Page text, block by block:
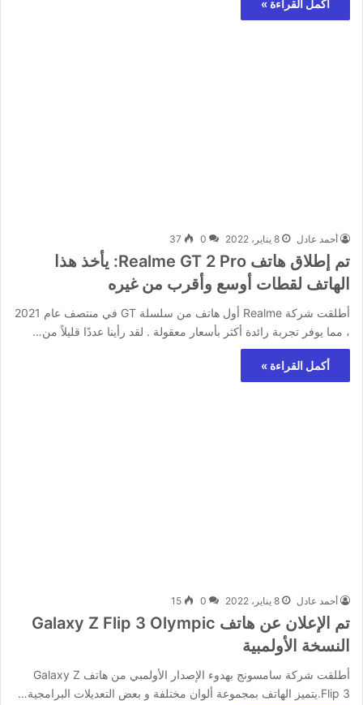
أكمل القراءة »
أحمد عادل 8 يناير، 2022 0
37
تم إطلاق هاتف Realme GT 2 Pro: يأخذ هذا
الهاتف لقطات أوسع وأقرب من غيره
أطلقت شركة Realme أول هاتف من سلسلة GT في منتصف عام 2021
، مما يوفر تجربة رائدة أكثر بأسعار معقولة . لقد رأينا عددًا قليلاً من…
أكمل القراءة »
أحمد عادل 8 يناير، 2022 0
15
تم الإعلان عن هاتف Galaxy Z Flip 3 Olympic
النسخة الأولمبية
أطلقت شركة سامسونج بهدوء الإصدار الأولمبي من هاتف Galaxy Z
Flip 3.يتميز الهاتف بمجموعة ألوان مختلفة و بعض التعديلات البرامجية…